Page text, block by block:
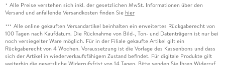
* Alle Preise verstehen sich inkl. der gesetzlichen MwSt. Informationen über den
Versand und anfallende Versandkosten finden Sie hier
*** Alle online gekauften Versandartikel beinhalten ein erweitertes Rückgaberecht von
100 Tagen nach Kaufdatum. Die Rücknahme von Bild-, Ton- und Datenträgern ist nur bei
noch versiegelter Ware möglich. Für in der Filiale gekaufte Artikel gilt ein
Rückgaberecht von 4 Wochen. Voraussetzung ist die Vorlage des Kassenbons und dass
sich der Artikel in wiederverkaufsfähigem Zustand befindet. Für digitale Produkte gilt
weiterhin die gesetzliche Widerrufsfrist von 14 Tagen. Bitte senden Sie Ihren Widerruf